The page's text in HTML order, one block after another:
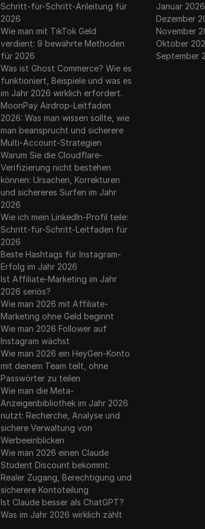
Schritt-für-Schritt-Anleitung für
2026
Wie man mit TikTok Geld
verdient: 9 bewährte Methoden
für 2026
Was ist Ghost Commerce? Wie es
funktioniert, Beispiele und was es
im Jahr 2026 wirklich erfordert.
MoonPay Airdrop-Leitfaden
2026: Was man wissen sollte, wie
man beansprucht und sicherere
Multi-Account-Strategien
Warum Sie die Cloudflare-
Verifizierung nicht bestehen
können: Ursachen, Korrekturen
und sichereres Surfen im Jahr
2026
Wie ich mein LinkedIn-Profil teile:
Schritt-für-Schritt-Leitfaden für
2026
Beste Hashtags für Instagram-
Erfolg im Jahr 2026
Ist Affiliate-Marketing im Jahr
2026 seriös?
Wie man 2026 mit Affiliate-
Marketing ohne Geld beginnt
Wie man 2026 Follower auf
Instagram wächst
Wie man 2026 ein HeyGen-Konto
mit deinem Team teilt, ohne
Passwörter zu teilen
Wie man die Meta-
Anzeigenbibliothek im Jahr 2026
nutzt: Recherche, Analyse und
sichere Verwaltung von
Werbeeinblicken
Wie man 2026 einen Claude
Student Discount bekommt:
Realer Zugang, Berechtigung und
sicherere Kontoteilung
Ist Claude besser als ChatGPT?
Was im Jahr 2026 wirklich zählt
Januar 2026
Dezember
November
Oktober
September